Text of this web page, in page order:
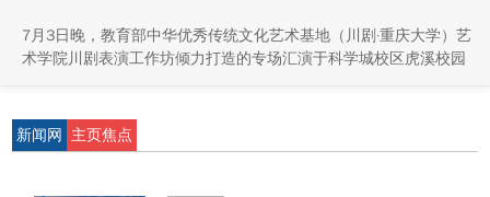
7月3日晚，教育部中华优秀传统文化艺术基地（川剧·重庆大学）艺
术学院川剧表演工作坊倾力打造的专场汇演于科学城校区虎溪校园
新闻网
主页焦点